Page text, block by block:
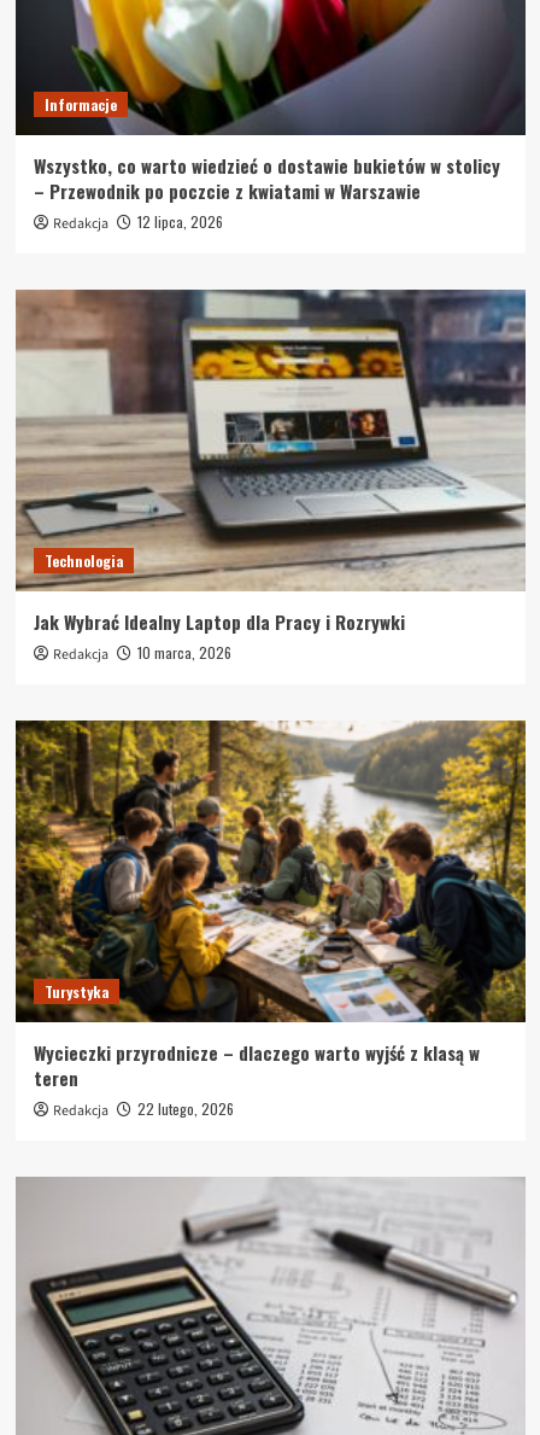
Informacje
Wszystko, co warto wiedzieć o dostawie bukietów w stolicy
– Przewodnik po poczcie z kwiatami w Warszawie
Redakcja 12 lipca, 2026
Technologia
Jak Wybrać Idealny Laptop dla Pracy i Rozrywki
Redakcja 10 marca, 2026
Turystyka
Wycieczki przyrodnicze – dlaczego warto wyjść z klasą w
teren
Redakcja 22 lutego, 2026